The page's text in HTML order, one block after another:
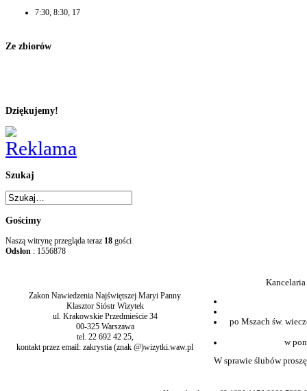
7:30, 8:30, 17
Ze zbiorów
Dziękujemy!
Szukaj
Gościmy
Naszą witrynę przegląda teraz 18 gości
Odsłon : 1556878
Zakon Nawiedzenia Najświętszej Maryi Panny
Klasztor Sióstr Wizytek
ul. Krakowskie Przedmieście 34
00-325 Warszawa
tel. 22 692 42 25,
kontakt przez email: zakrystia (znak @)wizytki.waw.pl
po Mszach św.
w
W sprawie ślubów